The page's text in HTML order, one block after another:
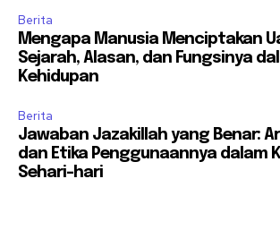
Berita
Mengapa Manusia Menciptakan
Sejarah, Alasan, dan Fungsinya
Kehidupan
Berita
Jawaban Jazakillah yang Benar:
dan Etika Penggunaannya dalam
Sehari-hari